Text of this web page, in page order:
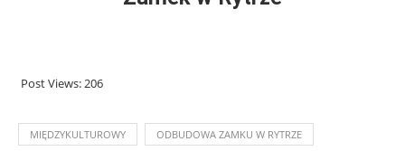
Post Views:206
MIĘDZYKULTUROWY ODBUDOWA ZAMKU W RYTRZE